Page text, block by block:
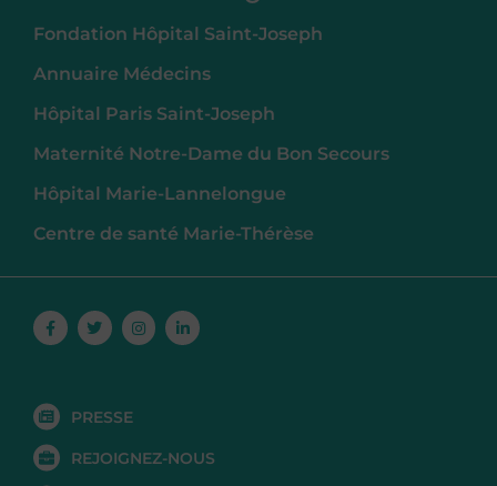
Fondation Hôpital Saint-Joseph
Annuaire Médecins
Hôpital Paris Saint-Joseph
Maternité Notre-Dame du Bon Secours
Hôpital Marie-Lannelongue
Centre de santé Marie-Thérèse
Facebook-
f
TwitterInstagramLinkedin-
in
PRESSE
REJOIGNEZ-NOUS